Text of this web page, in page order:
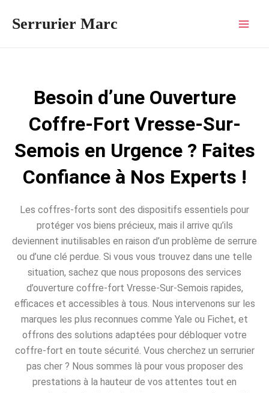
Serrurier Marc
Besoin d’une Ouverture
Coffre-Fort Vresse-Sur-
Semois en Urgence ? Faites
Confiance à Nos Experts !
Les coffres-forts sont des dispositifs essentiels pour
protéger vos biens précieux, mais il arrive qu’ils
deviennent inutilisables en raison d’un problème de serrure
ou d’une clé perdue. Si vous vous trouvez dans une telle
situation, sachez que nous proposons des services
d’ouverture coffre-fort Vresse-Sur-Semois rapides,
efficaces et accessibles à tous. Nous intervenons sur les
marques les plus reconnues comme Yale ou Fichet, et
offrons des solutions adaptées pour débloquer votre
coffre-fort en toute sécurité. Vous cherchez un serrurier
pas cher ? Nous sommes là pour vous proposer des
prestations à la hauteur de vos attentes tout en